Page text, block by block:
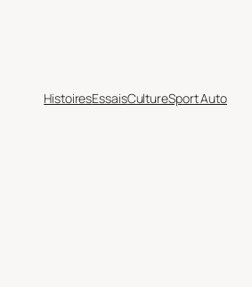
HistoiresEssaisCultureSport Auto